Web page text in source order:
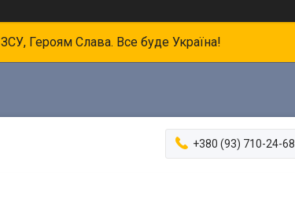
ЗСУ, Героям Слава. Все буде Україна!
+380 (93) 710-24-68